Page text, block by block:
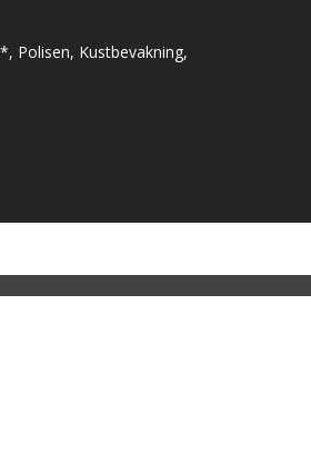
Polisen, Kustbevakning,